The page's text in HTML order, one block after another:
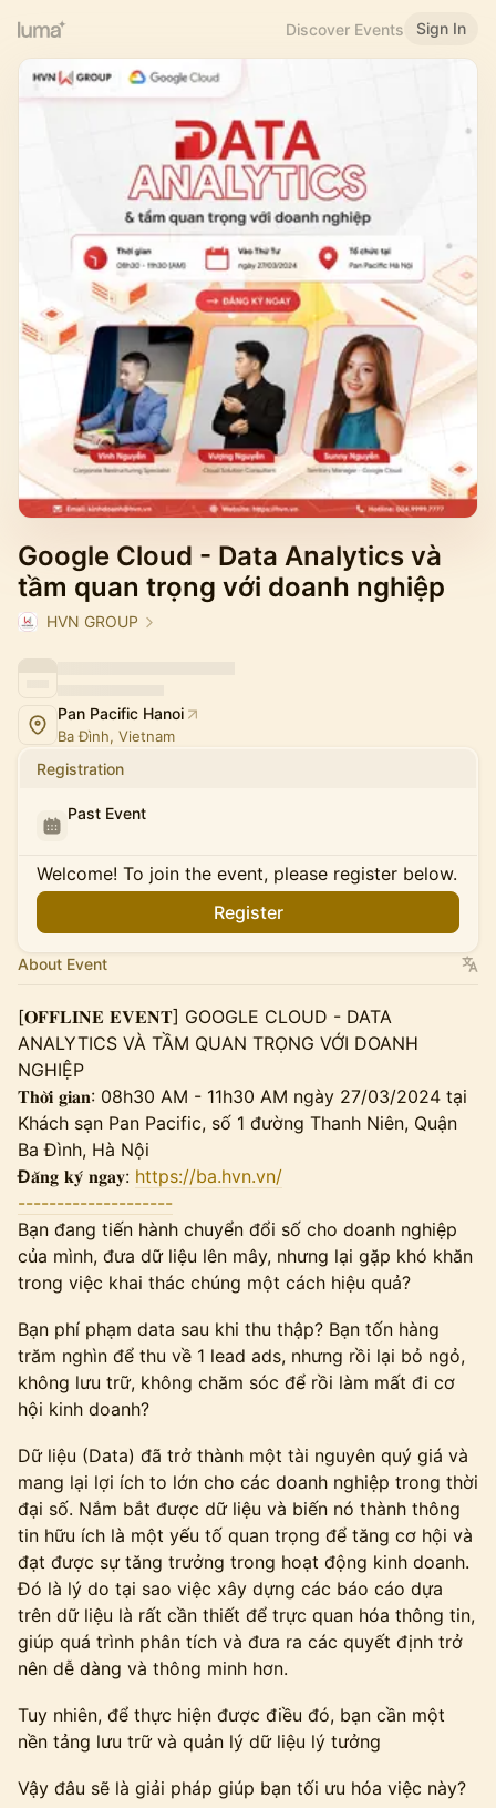
Discover Events Sign In
Google Cloud - Data Analytics và
tầm quan trọng với doanh nghiệp
HVN GROUP
Pan Pacific Hanoi
Ba Đình, Vietnam
Registration
Past Event
Welcome! To join the event, please register below.
Register
About Event
[𝐎𝐅𝐅𝐋𝐈𝐍𝐄 𝐄𝐕𝐄𝐍𝐓] GOOGLE CLOUD - DATA
ANALYTICS VÀ TẦM QUAN TRỌNG VỚI DOANH
NGHIỆP
𝐓𝐡𝐨̛̀𝐢 𝐠𝐢𝐚𝐧: 08h30 AM - 11h30 AM ngày 27/03/2024 tại
Khách sạn Pan Pacific, số 1 đường Thanh Niên, Quận
Ba Đình, Hà Nội
Đ𝐚̆𝐧𝐠 𝐤𝐲́ 𝐧𝐠𝐚𝐲: https://ba.hvn.vn/
--------------------
Bạn đang tiến hành chuyển đổi số cho doanh nghiệp
của mình, đưa dữ liệu lên mây, nhưng lại gặp khó khăn
trong việc khai thác chúng một cách hiệu quả?
Bạn phí phạm data sau khi thu thập? Bạn tốn hàng
trăm nghìn để thu về 1 lead ads, nhưng rồi lại bỏ ngỏ,
không lưu trữ, không chăm sóc để rồi làm mất đi cơ
hội kinh doanh?
Dữ liệu (Data) đã trở thành một tài nguyên quý giá và
mang lại lợi ích to lớn cho các doanh nghiệp trong thời
đại số. Nắm bắt được dữ liệu và biến nó thành thông
tin hữu ích là một yếu tố quan trọng để tăng cơ hội và
đạt được sự tăng trưởng trong hoạt động kinh doanh.
Đó là lý do tại sao việc xây dựng các báo cáo dựa
trên dữ liệu là rất cần thiết để trực quan hóa thông tin,
giúp quá trình phân tích và đưa ra các quyết định trở
nên dễ dàng và thông minh hơn.
Tuy nhiên, để thực hiện được điều đó, bạn cần một
nền tảng lưu trữ và quản lý dữ liệu lý tưởng
Vậy đâu sẽ là giải pháp giúp bạn tối ưu hóa việc này?